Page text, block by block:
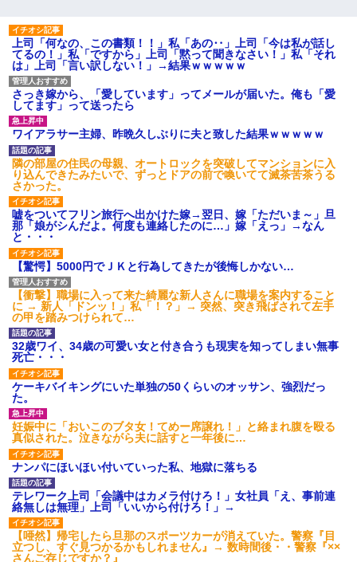
かせてしまう…
【速報】女さん、20歳でアル
ファード一括で買ったことを自
慢してしまう
【衝撃】上司「あのさあ田
沼？お前営業車のガソリン抜い
てない？」俺「はぁ？どういう
ことすか？」上司「自分の車に
入れ替えたりしてない？？」←
これw w w w w w
【超絶悲報】東科大医学部卒
の美人YouTuberさん、直美でコ
メント欄が炎上してしまう…
【画像】最新の浜辺美波さ
ん、ガチのマジで可愛過ぎてワ
イらをドキドキさせてしまうw w
w w w w w
1/2義弟娘「ママのアソコには
黒い絵があるんだよ！洗っても
落ちないんだよ！」あー…だか
らいつも肌を隠してるのね。こ
んな田舎で刺青バレたら面倒...
ハードオフに売っていた4万
4000円のフィギュアがヤバすぎ
るｗｗｗｗｗｗ「こんな高い
の？ｗｗ」「逆に超安い」
私「ちょっと、人の家の金庫
触らないでよ！」キチママ『そ
こに金庫があったから、開けて
みようとしただけ☆』義兄「泥
は出てけ！二度と来るな！」結
果・・・
私「初めて飲む味だけどなん
のお茶？」彼「ちっ！」私「」
【GIF】JSのカンチョーワロ
タ
後続車にクラクションを鳴ら
され彼氏が逆切れ。「何クラク
ション鳴らしてんだ！降りてこ
いよ！」と怒鳴りだし...
【衝撃】報酬100万円超の治験
募集がこちらｗｗｗｗｗ(※画像
あり)
新卒の時に受けた会社の面接
で、趣味と地元の話だけして採
用された
統合失調症って何がどうヤバ
いの？「現実」と「妄想」の境
義母「小学生になったら一人
で新幹線乗ってウチ（東北）に
つこい……「昔パパも一人で乗
った」とか時代錯誤すぎ！治安
も防犯も無視して女児を一人で
【前編】自分の息子が放置子
だった。他所のお宅をピンポン
田舎では普通のことだったので
私が考えた娘の名前を「画数
が多い、バランスが悪い」と酷
評してたトメ。命名式に娘を抱
い字ねぇ～あたち自分の名前だ
いっきらーい」
上司「何なの、この書類！！」私「あの‥」上司「今は私が話し
てるの！」私「ですから」上司「黙って聞きなさい！」私「それ
は」上司「言い訳しない！」→結果ｗｗｗｗｗ
さっき嫁から、「愛しています」ってメールが届いた。俺も「愛
してます」って送ったら
ワイアラサー主婦、昨晩久しぶりに夫と致した結果ｗｗｗｗｗ
隣の部屋の住民の母親、オートロックを突破してマンションに入
り込んできたみたいで、ずっとドアの前で喚いてて滅茶苦茶うる
さかった。
嘘をついてフリン旅行へ出かけた嫁→翌日、嫁「ただいま～」旦
那「娘がシんだよ。何度も連絡したのに…」嫁「えっ」→なん
と・・・
【驚愕】5000円でＪＫと行為してきたが後悔しかない…
【衝撃】職場に入って来た綺麗な新人さんに職場を案内すること
に → 新人「ドンッ！」私「！？」→ 突然、突き飛ばされて左手
の甲を踏みつけられて…
32歳ワイ、34歳の可愛い女と付き合うも現実を知ってしまい無事
死亡・・・
ケーキバイキングにいた単独の50くらいのオッサン、強烈だっ
た。
妊娠中に「おいこのブタ女！てめー席譲れ！」と絡まれ腹を殴る
真似された。泣きながら夫に話すと一年後に…
ナンパにほいほい付いていった私、地獄に落ちる
テレワーク上司「会議中はカメラ付けろ！」女社員「え、事前連
絡無しは無理」上司「いいから付けろ！」→
【唖然】帰宅したら旦那のスポーツカーが消えていた。警察『目
立つし、すぐ見つかるかもしれません』→ 数時間後・・警察『××
さんご存じですか？』